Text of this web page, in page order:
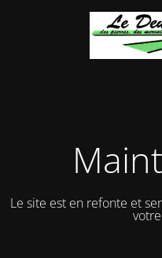
Le site est en refonte et